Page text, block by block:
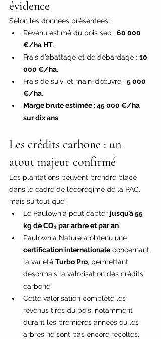
évidence
Selon les données présentées :
Revenu estimé du bois sec : 60 000
€/ha HT.
Frais d’abattage et de débardage : 10
000 €/ha.
Frais de suivi et main-d’œuvre : 5 000
€/ha.
Marge brute estimée : 45 000 €/ha
sur dix ans.
Les crédits carbone : un
atout majeur confirmé
Les plantations peuvent prendre place
dans le cadre de l’écorégime de la PAC,
mais surtout que :
Le Paulownia peut capter jusqu’à 55
kg de CO₂ par arbre et par an.
Paulownia Nature a obtenu une
certification internationale concernant
la variété Turbo Pro, permettant
désormais la valorisation des crédits
carbone.
Cette valorisation complète les
revenus tirés du bois, notamment
durant les premières années où les
arbres ne sont pas encore récoltés.